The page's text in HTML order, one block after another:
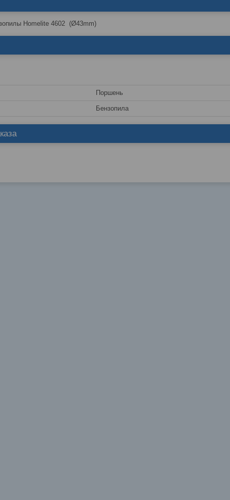
Homelite 4602 (Ø43mm)
Поршень
Бензопила